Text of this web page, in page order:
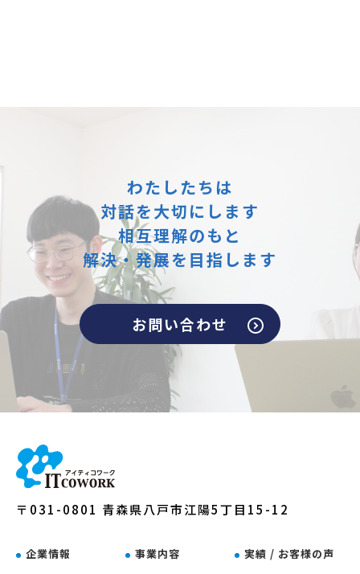
わたしたちは
対話を大切にします
相互理解のもと
解決・発展を目指します
お問い合わせ
〒031-0801 青森県八戸市江陽5丁目15-12
企業情報 事業内容 実績 / お客様の声